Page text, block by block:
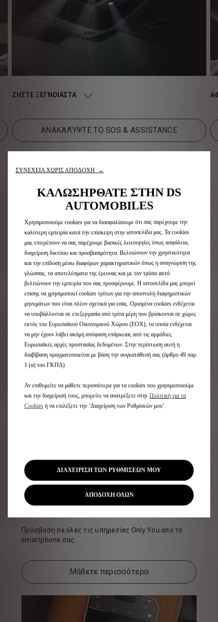
ΖΗΣΤΕ ΞEΓΝΟΙΑΣΤΑ
ΑΝΑΚΑΛΎΨΤΕ ΤΟ SOS & ASSISTANCE
ΑΠΟΛΑΥΣΤΕ ΤΟ
ΤΗΛΕΦΩΝΟ ΣΑΣ ΜΕ
ΑΣΦΑΛΕΙΑ
Η DS προσφέρει ένα ευρύ φάσμα οχημάτων με
τεχνολογία Bluetooth ή Mirror Screen. Τα διαδραστικά
εργαλεία σας επιτρέπουν να επιλέξετε τα στοιχεία
του οχήματός σας και να λάβετε πληροφορίες
συμβατότητας για πολλά από τα τελευταία μοντέλα
κινητών τηλεφώνων.
ΠΡΟΣΑΡΜΟΣΜΕΝΕΣ
ΥΠΗΡΕΣΙΕΣ
Εφαρμογή MYDS
Πρόσβαση σε όλες τις υπηρεσίες Only You από το
smartphone σας.
Μάθετε περισσότερα
ΣΥΝΕΧΕΙΑ ΧΩΡΙΣ ΑΠΟΔΟΧΗ →
ΚΑΛΩΣΗΡΘΑΤΕ ΣΤΗΝ DS
AUTOMOBILES
Χρησιμοποιούμε cookies για να διασφαλίσουμε ότι σας παρέχουμε την
καλύτερη εμπειρία κατά την επίσκεψη στην ιστοσελίδα μας. Τα cookies
μας επιτρέπουν να σας παρέχουμε βασικές λειτουργίες όπως ασφάλεια,
διαχείριση δικτύου και προσβασιμότητα. Βελτιώνουν την χρηστικότητα
και την επίδοση μέσω διαφόρων χαρακτηριστικών όπως η αναγνώριση της
γλώσσας, τα αποτελέσματα της έρευνας και με τον τρόπο αυτό
βελτιώνουν την εμπειρία που σας προσφέρουμε. Η ιστοσελίδα μας μπορεί
επίσης να χρησιμοποιεί cookies τρίτων για την αποστολή διαφημιστικών
μηνυμάτων που είναι πλέον σχετικά για εσάς. Ορισμένα cookies ενδέχεται
να υποβάλλονται σε επεξεργασία από τρίτα μέρη που βρίσκονται σε χώρες
εκτός του Ευρωπαϊκού Οικονομικού Χώρου (ΕΟΧ), τα οποία ενδέχεται
να μην έχουν λάβει ακόμη απόφαση επάρκειας από τις αρμόδιες
Ευρωπαϊκές αρχές προστασίας δεδομένων. Στην περίπτωση αυτή η
διαβίβαση πραγματοποιείται με βάση την συγκατάθεσή σας (άρθρο 49 παρ.
1 (α) του ΓΚΠΔ).
Αν επιθυμείτε να μάθετε περισσότερα για τα cookies που χρησιμοποιούμε
και την διαχείρισή τους, μπορείτε να ανατρέξετε στην Πολιτική για τα
Cookies ή να επιλέξετε την ‘Διαχείριση των Ρυθμίσεών μου’.
ΔΙΑΧΕΙΡΙΣΗ ΤΩΝ ΡΥΘΜΙΣΕΩΝ ΜΟΥ
ΑΠΟΔΟΧΗ ΟΛΩΝ